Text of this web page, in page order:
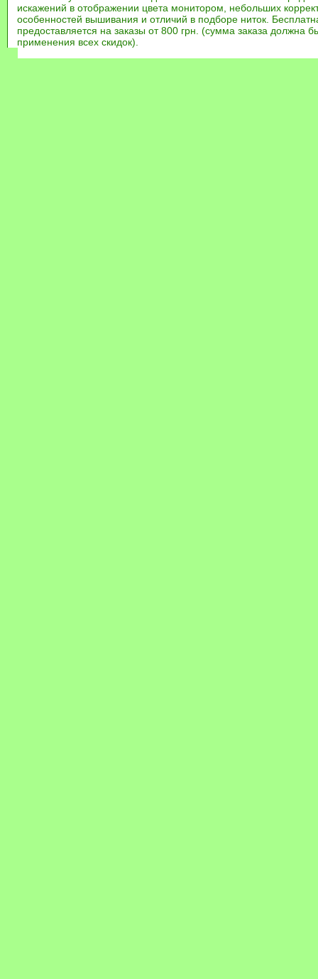
искажений в отображении цвета монитором, небольших
особенностей вышивания и отличий в подборе ниток.
предоставляется на заказы от 800 грн. (сумма заказа должна
применения всех скидок).